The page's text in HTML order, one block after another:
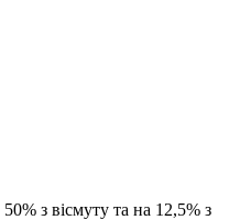
з вісмуту та на 12,5% з